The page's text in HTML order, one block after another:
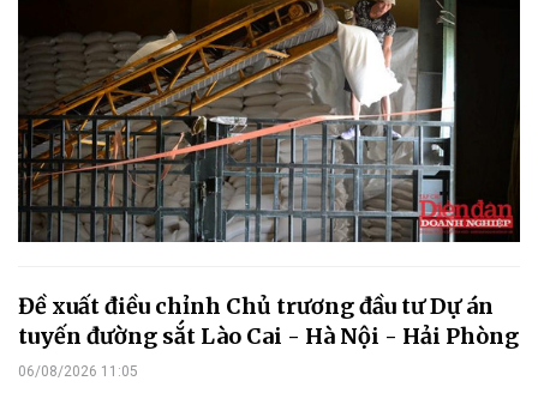
Đề xuất điều chỉnh Chủ trương đầu tư Dự án
tuyến đường sắt Lào Cai - Hà Nội - Hải Phòng
06/08/2026 11:05